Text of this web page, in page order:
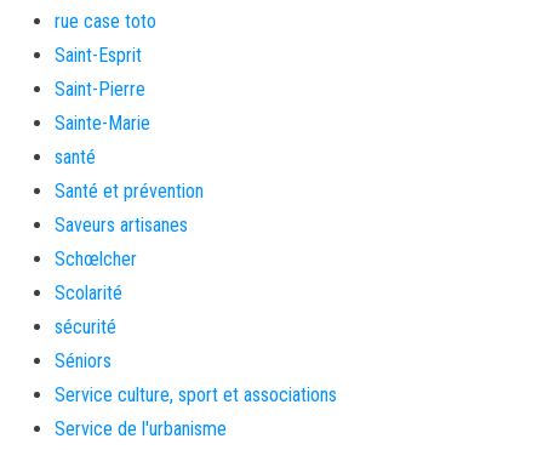
rue case toto
Saint-Esprit
Saint-Pierre
Sainte-Marie
santé
Santé et prévention
Saveurs artisanes
Schœlcher
Scolarité
sécurité
Séniors
Service culture, sport et associations
Service de l'urbanisme